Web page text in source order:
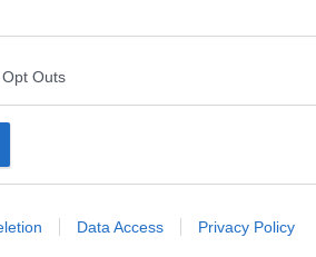
Outs
Data Access Privacy Policy
di studi ho fatto una gran fatica ad
maestri in un campo esecutivo che
maestro è stato Enrico Fink ed
anni. Tu che nasci improvvisatore e poi
e tonalità, quali problemi hai
Italia ma non solo per affrontare senza
per il pubblico e per l’esecutore
nostra. Improvvisare è dare la tua
nostro caso mai strutturata, come fanno